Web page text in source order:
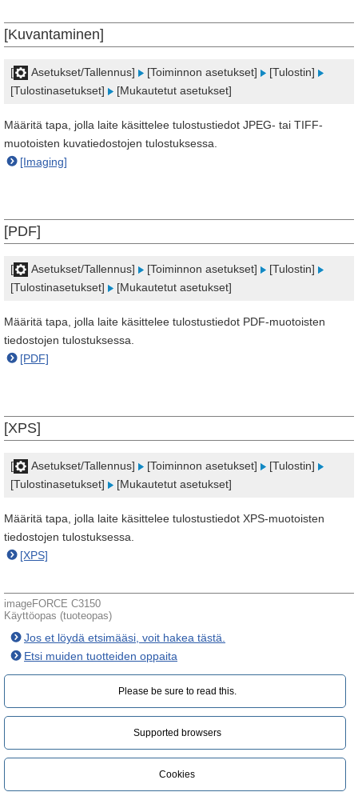
[Kuvantaminen]
[ Asetukset/Tallennus] [Toiminnon asetukset]
[Tulostin]
[Tulostinasetukset]
[Mukautetut asetukset]
Määritä tapa, jolla laite käsittelee tulostustiedot JPEG- tai TIFF-
muotoisten kuvatiedostojen tulostuksessa.
[Imaging]
[PDF]
[ Asetukset/Tallennus] [Toiminnon asetukset]
[Tulostin]
[Tulostinasetukset]
[Mukautetut asetukset]
Määritä tapa, jolla laite käsittelee tulostustiedot PDF-muotoisten
tiedostojen tulostuksessa.
[PDF]
[XPS]
[ Asetukset/Tallennus] [Toiminnon asetukset]
[Tulostin]
[Tulostinasetukset]
[Mukautetut asetukset]
Määritä tapa, jolla laite käsittelee tulostustiedot XPS-muotoisten
tiedostojen tulostuksessa.
[XPS]
imageFORCE C3150
Käyttöopas (tuoteopas)
Jos et löydä etsimääsi, voit hakea tästä.
Etsi muiden tuotteiden oppaita
Please be sure to read this.‎
Supported browsers
Cookies